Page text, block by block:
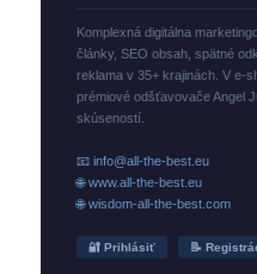
Komplexná digitálna
články, SEO obsah, spätné
reklama v 35+ krajinách. V e-
prémiové odšťavovače Angel
skúseností.
📧 info@all-the-best.eu
🌐 www.all-the-best.eu
🌐 wisdom-all-the-best.com
🔐 Prihlásiť 📝